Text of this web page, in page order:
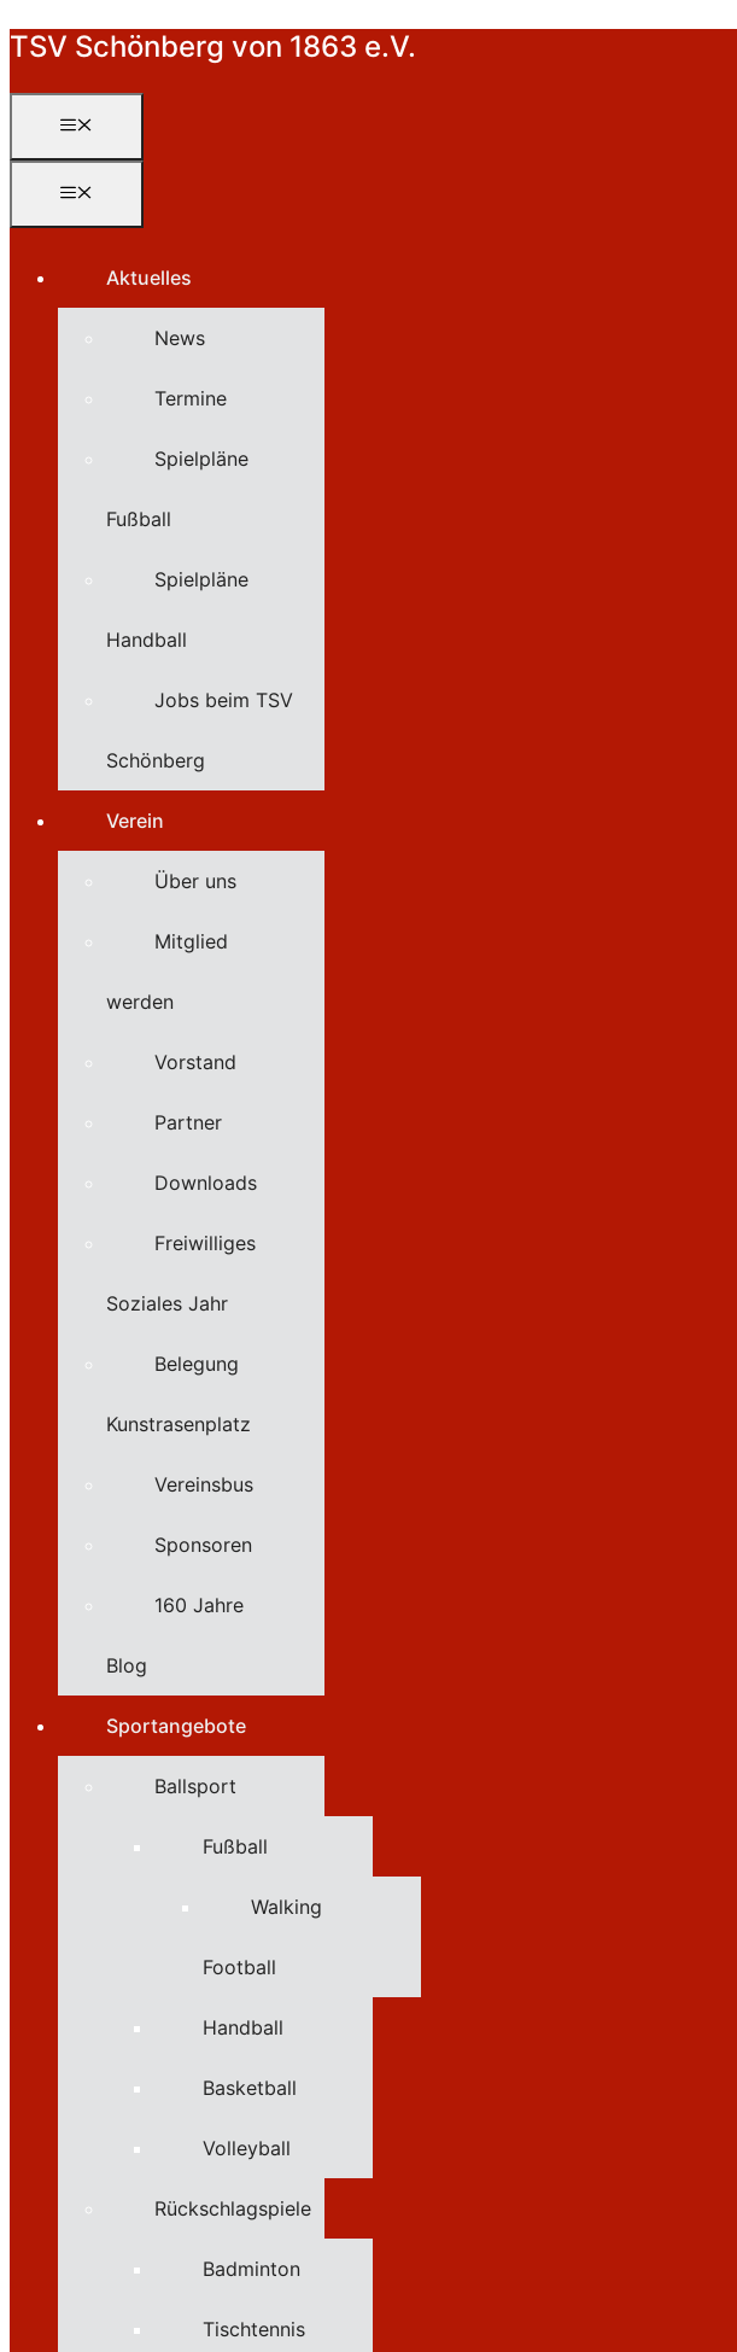
Zum
Inhalt
springen
TSV Schönberg von 1863 e.V.
Menü
Menü
Aktuelles
News
Termine
Spielpläne
Fußball
Spielpläne
Handball
Jobs beim TSV
Schönberg
Verein
Über uns
Mitglied
werden
Vorstand
Partner
Downloads
Freiwilliges
Soziales Jahr
Belegung
Kunstrasenplatz
Vereinsbus
Sponsoren
160 Jahre
Blog
Sportangebote
Ballsport
Fußball
Walking
Football
Handball
Basketball
Volleyball
Rückschlagspiele
Badminton
Tischtennis